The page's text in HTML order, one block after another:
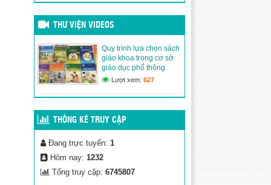
dục phổ thông
Thư Viện Ảnh
(02/03/2020)
THƯ VIỆN VIDEOS
Quy trình lựa chọn sách
giáo khoa trong cơ sở
giáo dục phổ thông
Lượt xem: 627
THỐNG KÊ TRUY CẬP
Đang trực tuyến: 1
Hôm nay: 1232
Tổng truy cập: 6745807